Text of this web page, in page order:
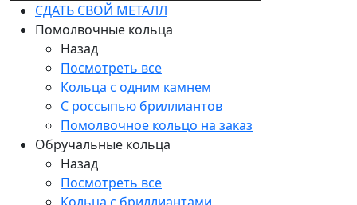
СДАТЬ СВОЙ МЕТАЛЛ
Помолвочные кольца
Назад
Посмотреть все
Кольца с одним камнем
С россыпью бриллиантов
Помолвочное кольцо на заказ
Обручальные кольца
Назад
Посмотреть все